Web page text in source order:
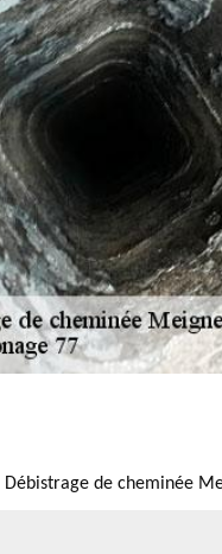
Débistrage de cheminée